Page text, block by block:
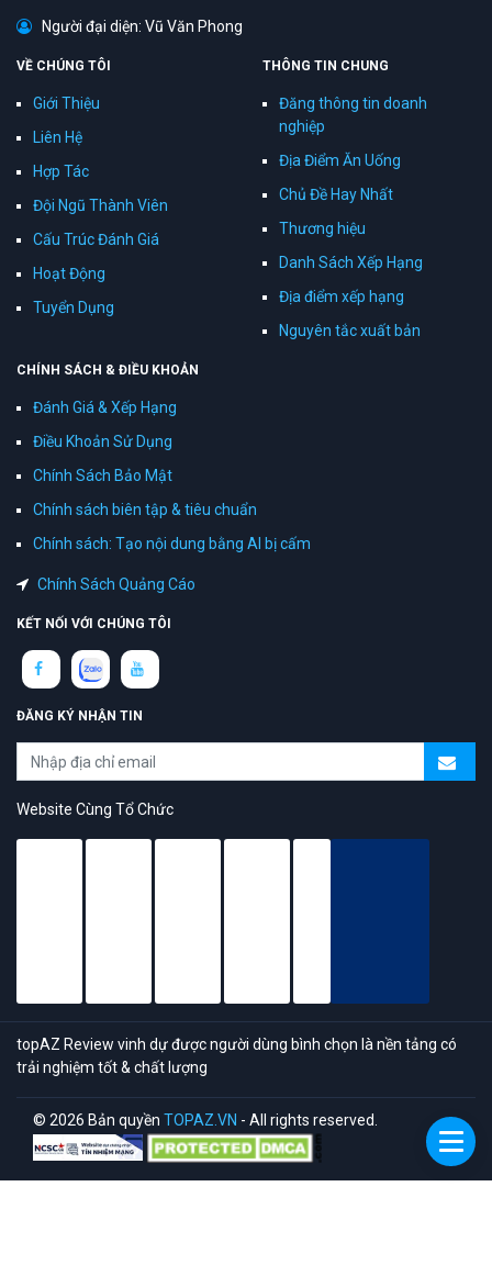
Người đại diện: Vũ Văn Phong
VỀ CHÚNG TÔI
Giới Thiệu
Liên Hệ
Hợp Tác
Đội Ngũ Thành Viên
Cấu Trúc Đánh Giá
Hoạt Động
Tuyển Dụng
THÔNG TIN CHUNG
Đăng thông tin doanh
nghiệp
Địa Điểm Ăn Uống
Chủ Đề Hay Nhất
Thương hiệu
Danh Sách Xếp Hạng
Địa điểm xếp hạng
Nguyên tắc xuất bản
CHÍNH SÁCH & ĐIỀU KHOẢN
Đánh Giá & Xếp Hạng
Điều Khoản Sử Dụng
Chính Sách Bảo Mật
Chính sách biên tập & tiêu chuẩn
Chính sách: Tạo nội dung bằng AI bị cấm
Chính Sách Quảng Cáo
KẾT NỐI VỚI CHÚNG TÔI
ĐĂNG KÝ NHẬN TIN
Website Cùng Tổ Chức